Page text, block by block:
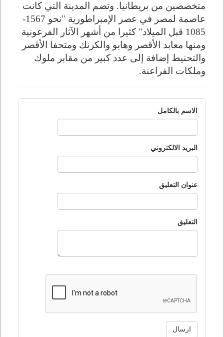
متخصصين من بريطانيا. وتضم المدينة التي كانت
عاصمة لمصر في عصر الإمبراطورية "نحو 1567-
1085 قبل الميلاد" كثيرا من أشهر الآثار الفرعونية
ومنها معابد الأقصر وهابو والكرنك ومتحفا الأقصر
والتحنيط إضافة إلى عدد كبير من مقابر ملوك
وملكات الفراعنة.
الاسم بالكامل
البريد الالكتروني
عنوان التعليق
التعليق
ارسال